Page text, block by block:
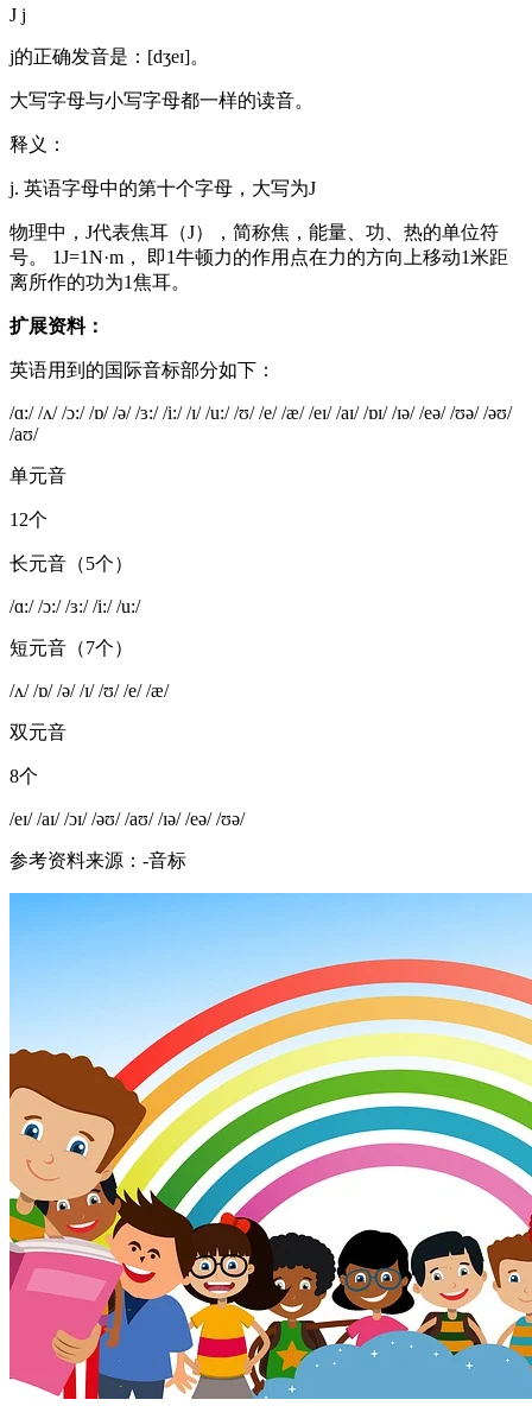
J j
j的正确发音是：[dʒeɪ]。
大写字母与小写字母都一样的读音。
释义：
j. 英语字母中的第十个字母，大写为J
物理中，J代表焦耳（J），简称焦，能量、功、热的单位符
号。 1J=1N·m， 即1牛顿力的作用点在力的方向上移动1米距
离所作的功为1焦耳。
扩展资料：
英语用到的国际音标部分如下：
/ɑ:/ /ʌ/ /ɔ:/ /ɒ/ /ə/ /ɜ:/ /i:/ /ɪ/ /u:/ /ʊ/ /e/ /æ/ /eɪ/ /aɪ/ /ɒɪ/ /ɪə/ /eə/ /ʊə/ /əʊ/
/aʊ/
单元音
12个
长元音（5个）
/ɑ:/ /ɔ:/ /ɜ:/ /i:/ /u:/
短元音（7个）
/ʌ/ /ɒ/ /ə/ /ɪ/ /ʊ/ /e/ /æ/
双元音
8个
/eɪ/ /aɪ/ /ɔɪ/ /əʊ/ /aʊ/ /ɪə/ /eə/ /ʊə/
参考资料来源：-音标